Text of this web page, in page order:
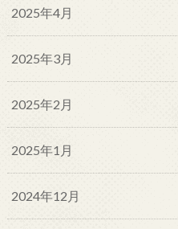
2025年4月
2025年3月
2025年2月
2025年1月
2024年12月